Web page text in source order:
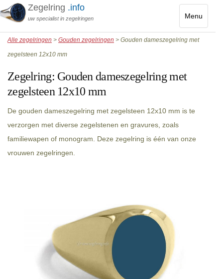
Menu
Toggle
Zegelring .info
uw specialist in zegelringen
Alle zegelringen > Gouden zegelringen > Gouden dameszegelring met
zegelsteen 12x10 mm
Zegelring: Gouden dameszegelring met
zegelsteen 12x10 mm
De gouden dameszegelring met zegelsteen 12x10 mm is te
verzorgen met diverse zegelstenen en gravures, zoals
familiewapen of monogram. Deze zegelring is één van onze
vrouwen zegelringen.